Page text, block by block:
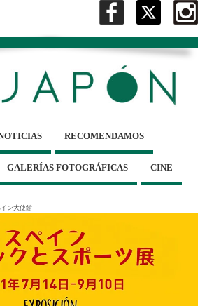
RECOMENDAMOS
GALERÍAS FOTOGRÁFICAS CINE
ン大使館